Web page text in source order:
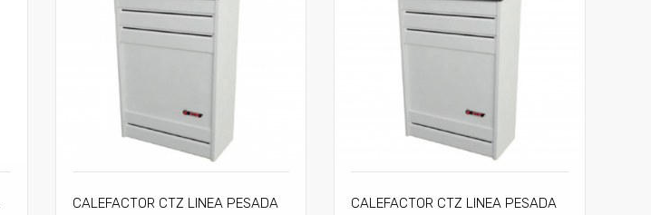
CALEFACTOR CTZ LINEA PESADA
CALEFACTOR CTZ LINEA PESADA